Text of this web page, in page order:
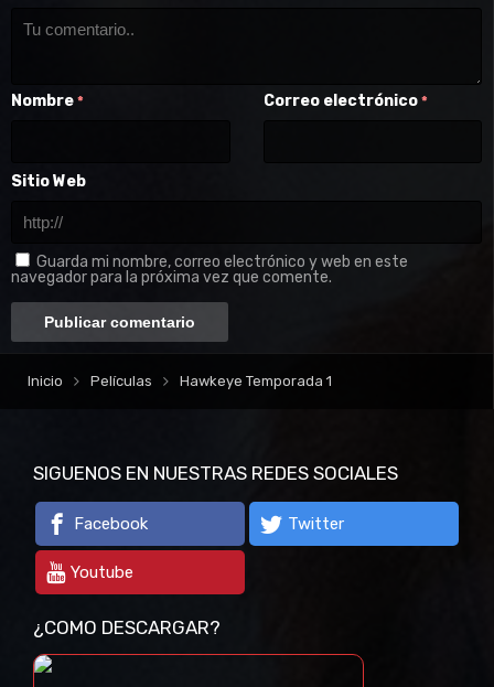
Nombre * Correo electrónico *
Sitio Web
Guarda mi nombre, correo electrónico y web en este
navegador para la próxima vez que comente.
Inicio Películas Hawkeye Temporada 1
SIGUENOS EN NUESTRAS REDES SOCIALES
Facebook Twitter
Youtube
¿COMO DESCARGAR?